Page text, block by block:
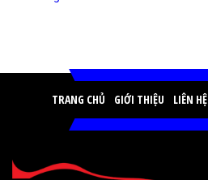
TRANG CHỦ GIỚI THIỆU LIÊN HỆ